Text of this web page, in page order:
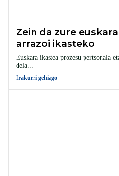
Zein da zure
arrazoi ikasteko
Euskara ikastea prozesu pertsonala
dela...
Irakurri gehiago